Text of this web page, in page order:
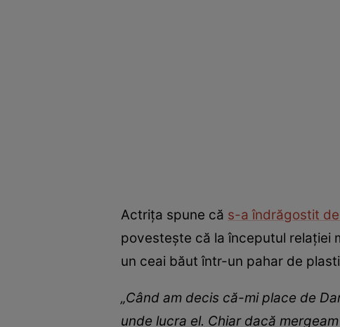
Actrița spune că s-a îndrăgostit
povestește că la începutul relației
un ceai băut într-un pahar de
„Când am decis că-mi place de
unde lucra el. Chiar dacă